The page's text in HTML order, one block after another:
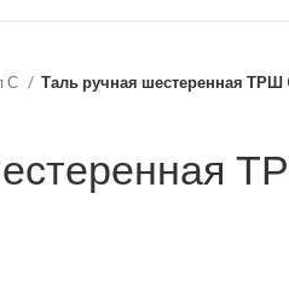
С Таль ручная шестеренная